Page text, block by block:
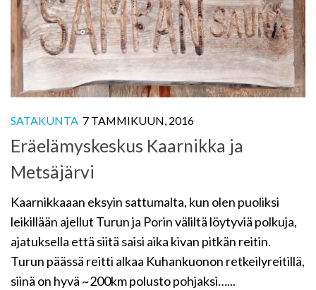
SATAKUNTA 7 TAMMIKUUN, 2016
Eräelämyskeskus Kaarnikka ja
Metsäjärvi
Kaarnikkaaan eksyin sattumalta, kun olen puoliksi
leikillään ajellut Turun ja Porin väliltä löytyviä polkuja,
ajatuksella että siitä saisi aika kivan pitkän reitin.
Turun päässä reitti alkaa Kuhankuonon retkeilyreitillä,
siinä on hyvä ~200km polusto pohjaksi…...